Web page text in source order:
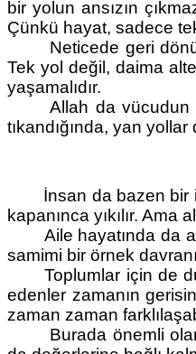
bir yolun ansızın
Çünkü hayat, sadece
Neticede geri
Tek yol değil, daima
yaşamalıdır.
Allah da vücudun
tıkandığında, yan
İnsan da bazen bir
kapanınca yıkılır.
Aile hayatında da
samimi bir örnek
Toplumlar için de
edenler zamanın
zaman zaman
Burada önemli